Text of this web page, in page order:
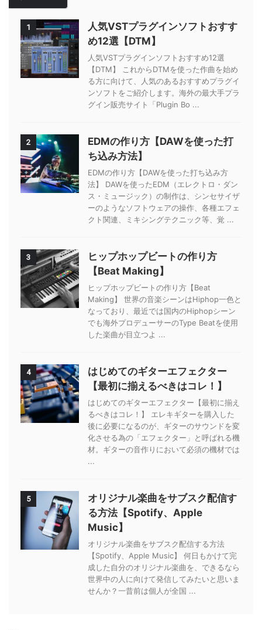
1
人気VSTプラグインソフトおすす
め12選【DTM】
人気VSTプラグインソフトおすすめ12選
【DTM】 これからDTMを使った作曲を始め
る方に向けて、人気のあるおすすめプラグイ
ンソフトをご紹介します。海外の最大手プラ
グイン販売サイト「Plugin Bo ...
2
EDMの作り方【DAWを使った打
ち込み方法】
EDMの作り方【DAWを使った打ち込み方
法】 DAWを使ったEDM（エレクトロ・ダン
ス・ミュージック）の制作は、シンセサイザ
ーのようなソフトウェアの操作、各種エフェ
クト関連、ミキシングテクニック等、覚 ...
3
ヒップホップビートの作り方
【Beat Making】
ヒップホップビートの作り方【Beat
Making】 世界の音楽シーンはHiphop一色と
なっており、最近では国内のHiphopシーン
でも海外プロデューサーのType Beatを使用
した楽曲が目立つよ ...
4
はじめてのギターエフェクター
【最初に揃えるべきはコレ！】
はじめてのギターエフェクター【最初に揃え
るべきはコレ！】 エレキギターを購入した
後に必要になるのが、ギターのサウンドを変
化させる為の「エフェクター」と呼ばれる機
材。ギターの音作りにおいて必須の機材では
...
5
オリジナル楽曲をサブスク配信す
る方法【Spotify、Apple
Music】
オリジナル楽曲をサブスク配信する方法
【Spotify、Apple Music】 何日もかけて完
成した自分のオリジナル楽曲を、できるなら
世界中の人に向けて発信してみたいと思いま
せんか？一昔前は個人が全国 ...